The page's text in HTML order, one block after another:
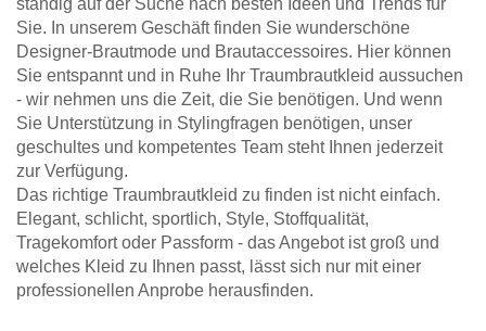
ständig auf der Suche nach besten Ideen und Trends für
Sie. In unserem Geschäft finden Sie wunderschöne
Designer-Brautmode und Brautaccessoires. Hier können
Sie entspannt und in Ruhe Ihr Traumbrautkleid aussuchen
- wir nehmen uns die Zeit, die Sie benötigen. Und wenn
Sie Unterstützung in Stylingfragen benötigen, unser
geschultes und kompetentes Team steht Ihnen jederzeit
zur Verfügung.
Das richtige Traumbrautkleid zu finden ist nicht einfach.
Elegant, schlicht, sportlich, Style, Stoffqualität,
Tragekomfort oder Passform - das Angebot ist groß und
welches Kleid zu Ihnen passt, lässt sich nur mit einer
professionellen Anprobe herausfinden.